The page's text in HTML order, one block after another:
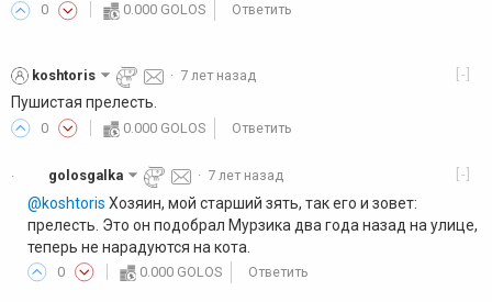
0 0.000 GOLOS Ответить
[-]
koshtoris · 7 лет назад
Пушистая прелесть.
0 0.000 GOLOS Ответить
· [-]
golosgalka · 7 лет назад
@koshtoris Хозяин, мой старший зять, так его и зовет:
прелесть. Это он подобрал Мурзика два года назад на улице,
теперь не нарадуются на кота.
0 0.000 GOLOS Ответить